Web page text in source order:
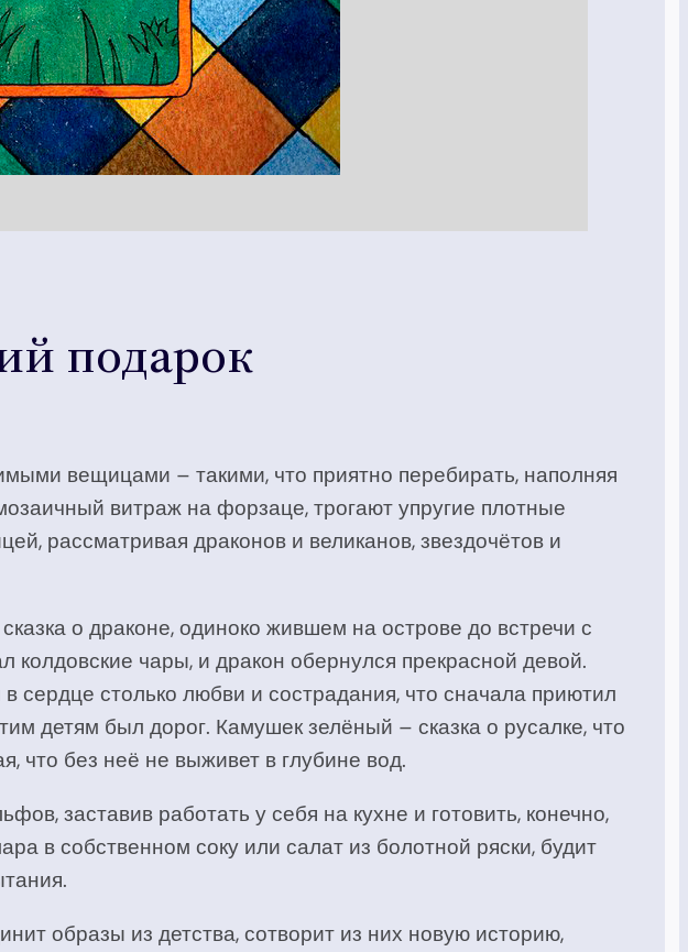
подарок
вещицами – такими, что приятно перебирать, наполняя
витраж на форзаце, трогают упругие плотные
рассматривая драконов и великанов, звездочётов и
о драконе, одиноко жившем на острове до встречи с
чары, и дракон обернулся прекрасной девой.
сердце столько любви и сострадания, что сначала приютил
детям был дорог. Камушек зелёный – сказка о русалке, что
что без неё не выживет в глубине вод.
заставив работать у себя на кухне и готовить, конечно,
в собственном соку или салат из болотной ряски, будит
образы из детства, сотворит из них новую историю,